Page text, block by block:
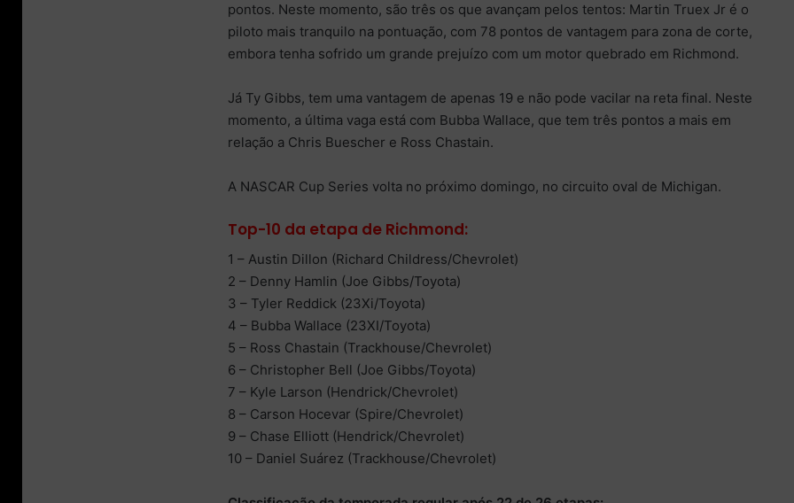
pontos. Neste momento, são três os que avançam pelos tentos: Martin Truex Jr é o
piloto mais tranquilo na pontuação, com 78 pontos de vantagem para zona de corte,
embora tenha sofrido um grande prejuízo com um motor quebrado em Richmond.
Já Ty Gibbs, tem uma vantagem de apenas 19 e não pode vacilar na reta final. Neste
momento, a última vaga está com Bubba Wallace, que tem três pontos a mais em
relação a Chris Buescher e Ross Chastain.
A NASCAR Cup Series volta no próximo domingo, no circuito oval de Michigan.
Top-10 da etapa de Richmond:
1 – Austin Dillon (Richard Childress/Chevrolet)
2 – Denny Hamlin (Joe Gibbs/Toyota)
3 – Tyler Reddick (23Xi/Toyota)
4 – Bubba Wallace (23XI/Toyota)
5 – Ross Chastain (Trackhouse/Chevrolet)
6 – Christopher Bell (Joe Gibbs/Toyota)
7 – Kyle Larson (Hendrick/Chevrolet)
8 – Carson Hocevar (Spire/Chevrolet)
9 – Chase Elliott (Hendrick/Chevrolet)
10 – Daniel Suárez (Trackhouse/Chevrolet)